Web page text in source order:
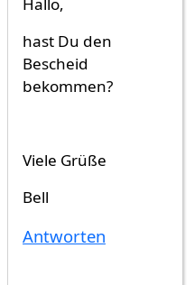
hast Du den
Bescheid
bekommen?
Viele Grüße
Bell
Antworten